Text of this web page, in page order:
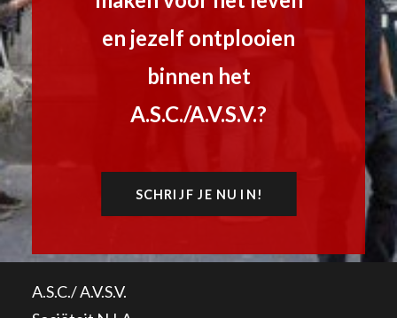
en jezelf ontplooien
binnen het
A.S.C./A.V.S.V.?
SCHRIJF JE NU IN!
A.S.C./ A.V.S.V.